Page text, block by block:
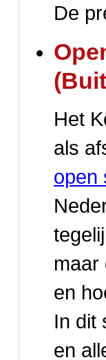
De
Het
als
open
maar
en
In dit
en